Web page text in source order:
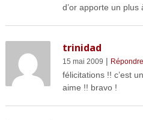
d’or apporte un plus
trinidad
15 mai 2009 | Répondre
félicitations !! c’est
aime !! bravo !